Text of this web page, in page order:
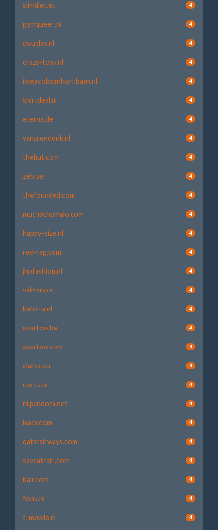
slimdiet.eu 4
gymqueen.nl 4
douglas.nl 4
crazy-toys.nl 4
ilsejacobsenhornbaek.nl 4
shirtdeal.nl 4
eterna.de 4
vanarendonk.nl 4
thehut.com 4
zeb.be 4
thefounded.com 4
muchachomalo.com 4
happy-size.nl 4
red-rag.com 4
jhpfashion.nl 4
valmano.nl 4
babista.nl 4
spartoo.be 4
spartoo.com 4
clarks.eu 4
clarks.nl 4
nl.pandora.net 4
ivacy.com 4
qatarairways.com 4
saveatrain.com 4
balr.com 4
fonu.nl 4
t-mobile.nl 4